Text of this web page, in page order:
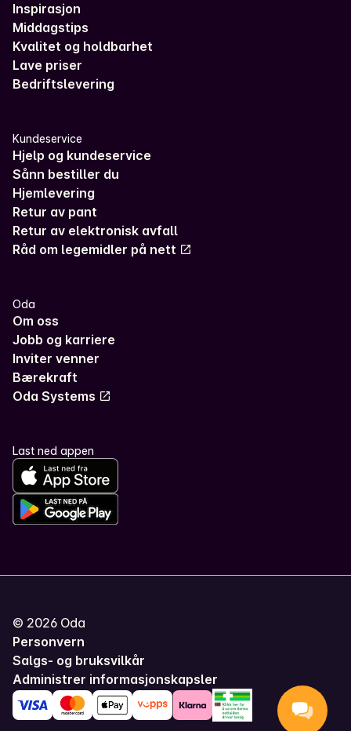
Inspirasjon
Middagstips
Kvalitet og holdbarhet
Lave priser
Bedriftslevering
Kundeservice
Hjelp og kundeservice
Sånn bestiller du
Hjemlevering
Retur av pant
Retur av elektronisk avfall
Råd om legemidler på nett
Oda
Om oss
Jobb og karriere
Inviter venner
Bærekraft
Oda Systems
Last ned appen
© 2026 Oda
Personvern
Salgs- og bruksvilkår
Administrer informasjonskapsler